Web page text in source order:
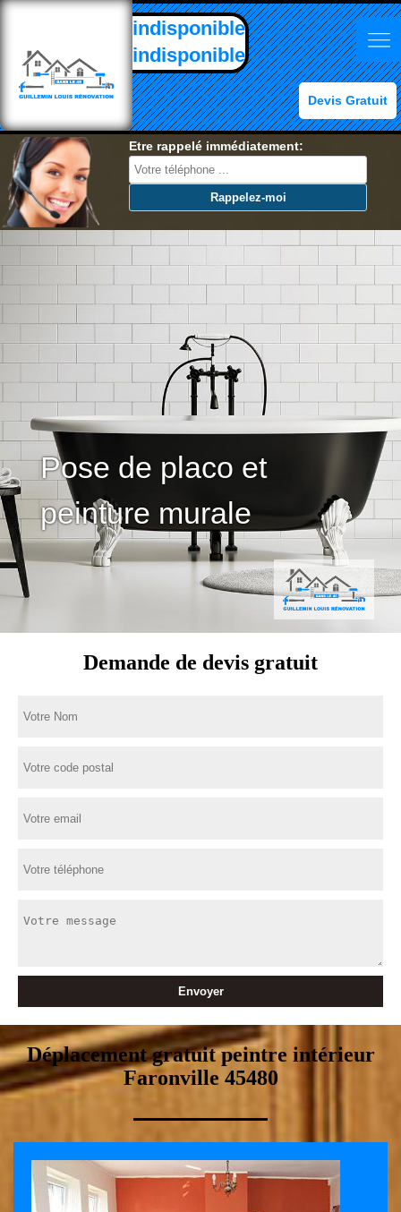
indisponible
indisponible
Devis Gratuit
Etre rappelé immédiatement:
Pose de placo et
peinture murale
Demande de devis gratuit
Déplacement gratuit peintre intérieur
Faronville 45480